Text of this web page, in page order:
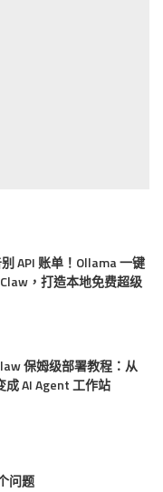
API 账单！Ollama 一键
，打造本地免费超级
保姆级部署教程：从
成 AI Agent 工作站
问题